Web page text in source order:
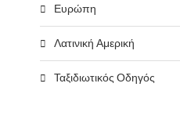
Ευρώπη
Λατινική Αμερική
Ταξιδιωτικός Οδηγός